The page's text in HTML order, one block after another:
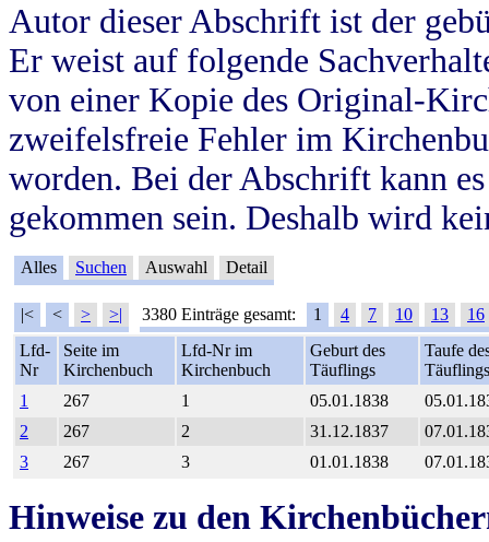
Autor dieser Abschrift ist der
Er weist auf folgende
von einer Kopie des Original-
zweifelsfreie Fehler im
worden. Bei der Abschrift kann
gekommen sein. Deshalb wird
Alles Suchen Auswahl Detail
|< < > >| 3380 Einträge gesamt: 1 4 7 10 13
16
Lfd-
Nr
Seite im
Kirchenbuch
Lfd-Nr im
Kirchenbuch
Geburt des
Täuflings
Taufe
Täuflings
1
267 1 05.01.1838
2
267 2 31.12.1837
3
267 3 01.01.1838
Hinweise zu den